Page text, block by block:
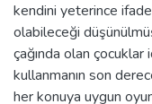
kendini yeterince
olabileceği
çağında olan
kullanmanın son
her konuya uygun